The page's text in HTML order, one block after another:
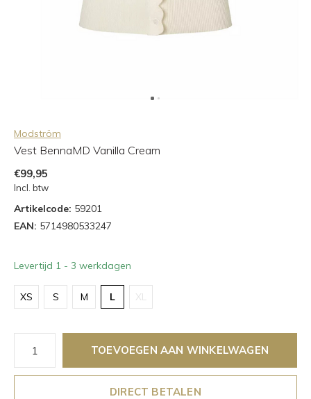
Modström
Vest BennaMD Vanilla Cream
€99,95
Incl. btw
Artikelcode: 59201
EAN: 5714980533247
Levertijd 1 - 3 werkdagen
XS S M L XL
TOEVOEGEN AAN WINKELWAGEN
DIRECT BETALEN